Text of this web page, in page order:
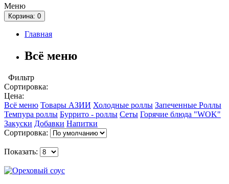
Меню
Корзина: 0
Главная
Всё меню
Фильтр
Сортировка:
Цена:
Всё меню Товары АЗИИ Холодные роллы Запеченные Роллы
Темпура роллы Буррито - роллы Сеты Горячие блюда "WOK"
Закуски Добавки Напитки
Сортировка:
Показать: